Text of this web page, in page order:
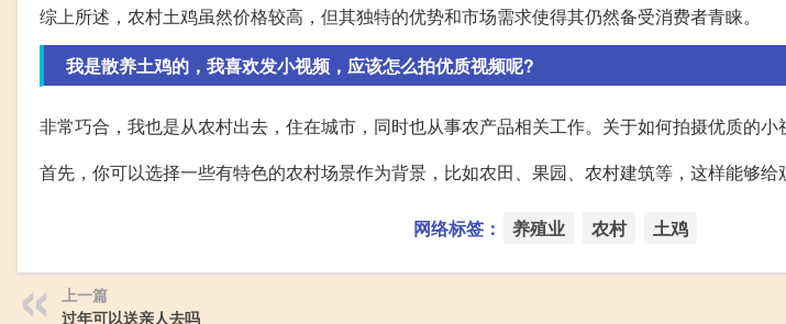
综上所述，农村土鸡虽然价格较高，但其独特的优势和市场需求使得其仍然备受消费者青睐。
我是散养土鸡的，我喜欢发小视频，应该怎么拍优质视频呢?
非常巧合，我也是从农村出去，住在城市，同时也从事农产品相关工作。关于如何拍摄优质的小
首先，你可以选择一些有特色的农村场景作为背景，比如农田、果园、农村建筑等，这样能够
网络标签： 养殖业 农村 土鸡
上一篇
过年可以送亲人去吗